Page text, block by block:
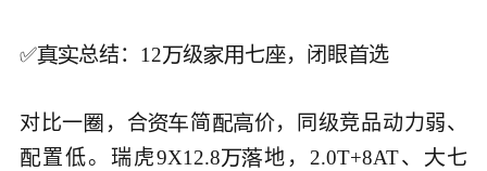
✅总结：12级 七，闭眼选
对比一 ，合简价，同级竞品动力弱、
置低。瑞虎9X12.8地，2.0T+8AT、 七